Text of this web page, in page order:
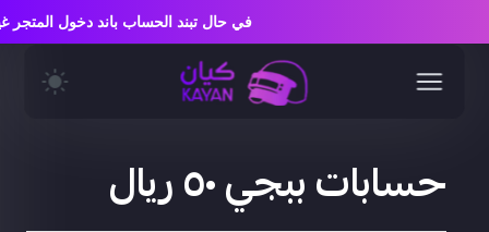
حسابات ببجي ٥٠ ريال
في حال تبند الحساب باند دخول